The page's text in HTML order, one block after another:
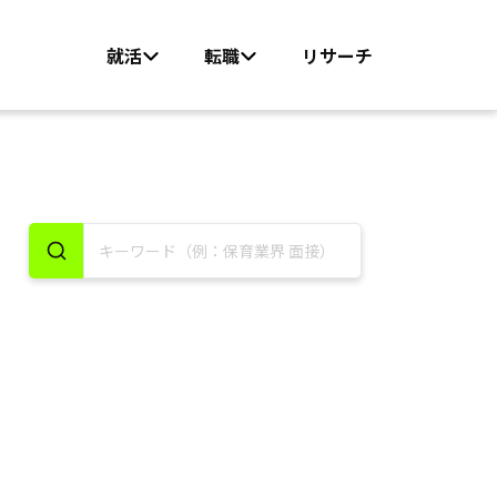
就活 転職 リサーチ